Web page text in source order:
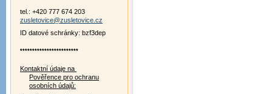
tel.: +420 777 674 203
zusletovice@zusletovice.cz
ID datové schránky: bzf3dep
************************
Kontaktní údaje na
Pověřence pro ochranu
osobních údajů: